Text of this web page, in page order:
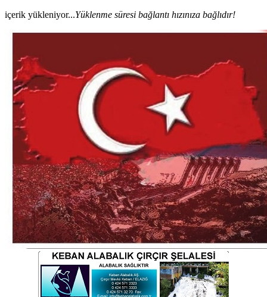
içerik yükleniyor...Yüklenme süresi bağlantı hızınıza bağlıdır!